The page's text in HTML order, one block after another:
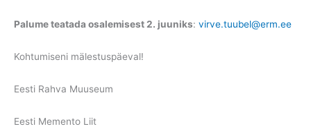
Palume teatada osalemisest 2. juuniks: virve.tuubel@erm.ee
Kohtumiseni mälestuspäeval!
Eesti Rahva Muuseum
Eesti Memento Liit